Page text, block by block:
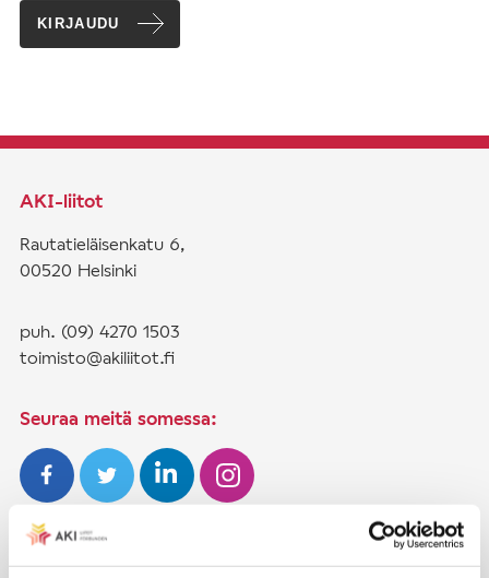
KIRJAUDU
AKI-liitot
Rautatieläisenkatu 6,
00520 Helsinki
puh. (09) 4270 1503
toimisto@akiliitot.fi
Seuraa meitä somessa: